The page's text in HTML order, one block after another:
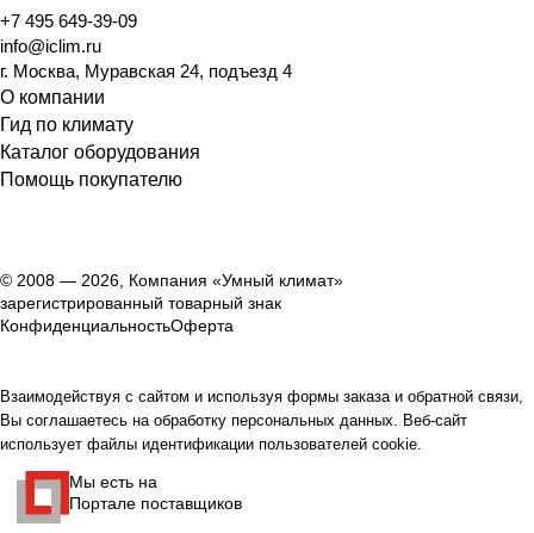
+7 495 649-39-09
info@iclim.ru
г. Москва, Муравская 24, подъезд 4
О компании
Гид по климату
Каталог оборудования
Помощь покупателю
© 2008 — 2026, Компания «Умный климат»
зарегистрированный товарный знак
КонфиденциальностьОферта
Взаимодействуя с сайтом и используя формы заказа и обратной связи,
Вы соглашаетесь на обработку персональных данных. Веб-сайт
использует файлы идентификации пользователей cookie.
Мы есть на
Портале поставщиков